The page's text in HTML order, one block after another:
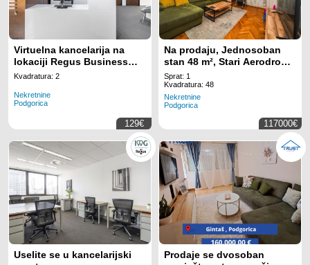
Virtuelna kancelarija na
lokaciji Regus Business
Tower Montenegro
Kvadratura: 2
Nekretnine
Podgorica
129€
Na prodaju, Jednosoban
stan 48 m², Stari Aerodrom,
Podgorica
Sprat: 1
Kvadratura: 48
Nekretnine
Podgorica
117000€
Uselite se u kancelarijski
Prodaje se dvosoban